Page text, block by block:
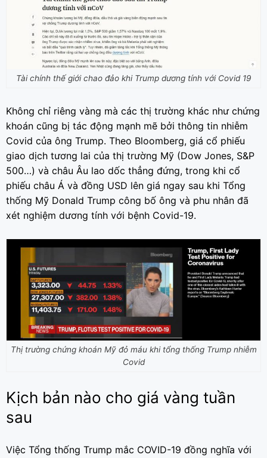
Tài chính thế giới chao đảo khi Trump dương tính với Covid 19
Không chỉ riêng vàng mà các thị trường khác như chứng
khoán cũng bị tác động mạnh mẽ bởi thông tin nhiễm
Covid của ông Trump. Theo Bloomberg, giá cổ phiếu
giao dịch tương lai của thị trường Mỹ (Dow Jones, S&P
500…) và châu Âu lao dốc thẳng đứng, trong khi cổ
phiếu châu Á và đồng USD lên giá ngay sau khi Tổng
thống Mỹ Donald Trump công bố ông và phu nhân đã
xét nghiệm dương tính với bệnh Covid-19.
Thị trường chứng khoán Mỹ đỏ máu khi tổng thống Trump nhiễm
Covid
Kịch bản nào cho giá vàng tuần
sau
Việc Tổng thống Trump mắc COVID-19 đồng nghĩa với